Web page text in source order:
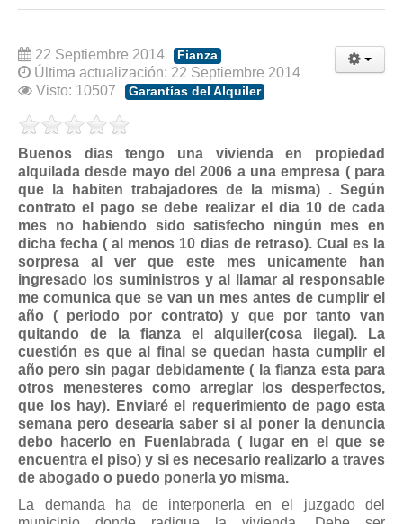
Formularios sobre Propiedad Horizontal
Modelos de Convocatoria de Junta de Propietarios
Requerimientos y comunicaciones
Legislación
Legislación sobre Arrendamientos Urbanos
Legislación sobre la Comunidad de Propietarios
Legislación sobre Adquisición de Vivienda en Propiedad
Legislación de interés práctico
Diccionario
Usuario
Entrar / Salir
Mis boletines
22 Septiembre 2014
Última actualización: 22 Septiembre 2014
Visto: 10507
Fianza
Garantías del Alquiler
Buenos dias tengo una vivienda en propiedad
alquilada desde mayo del 2006 a una empresa ( para
que la habiten trabajadores de la misma) . Según
contrato el pago se debe realizar el dia 10 de cada
mes no habiendo sido satisfecho ningún mes en
dicha fecha ( al menos 10 dias de retraso). Cual es la
sorpresa al ver que este mes unicamente han
ingresado los suministros y al llamar al responsable
me comunica que se van un mes antes de cumplir el
año ( periodo por contrato) y que por tanto van
quitando de la fianza el alquiler(cosa ilegal). La
cuestión es que al final se quedan hasta cumplir el
año pero sin pagar debidamente ( la fianza esta para
otros menesteres como arreglar los desperfectos,
que los hay). Enviaré el requerimiento de pago esta
semana pero desearia saber si al poner la denuncia
debo hacerlo en Fuenlabrada ( lugar en el que se
encuentra el piso) y si es necesario realizarlo a traves
de abogado o puedo ponerla yo misma.
La demanda ha de interponerla en el juzgado del